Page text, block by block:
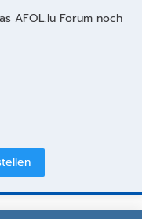
AFOL.lu Forum noch